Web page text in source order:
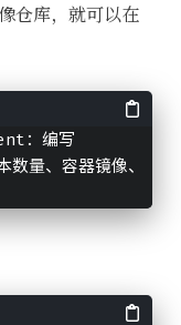
仓库，就可以在
：编写
量、容器镜像、